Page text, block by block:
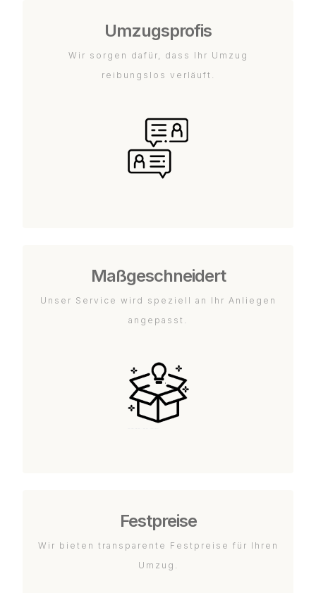
Umzugsprofis
Wir sorgen dafür, dass Ihr Umzug
reibungslos verläuft.
Maßgeschneidert
Unser Service wird speziell an Ihr Anliegen
angepasst.
Festpreise
Wir bieten transparente Festpreise für Ihren
Umzug.